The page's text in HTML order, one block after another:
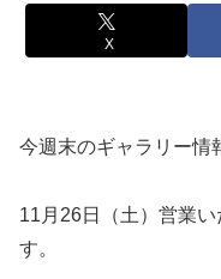
X
今週末のギャラリー情
11月26日（土）営業
す。